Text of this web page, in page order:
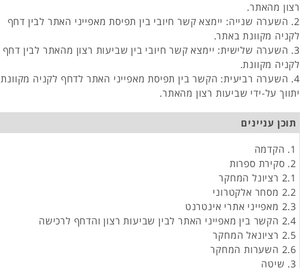
רצון מהאתר.
2. השערה שנייה: יימצא קשר חיובי בין תפיסת מאפייני האתר לבין דחף
לקניה מקוונת באתר.
3. השערה שלישית: יימצא קשר חיובי בין שביעות רצון מהאתר לבין דחף
לקניה מקוונת.
4. השערה רביעית: הקשר בין תפיסת מאפייני האתר לדחף לקניה מקוונת
יתווך על-ידי שביעות רצון מהאתר.
תוכן עניינים
1. הקדמה
2. סקירת ספרות
2.1 רציונל המחקר
2.2 מסחר אלקטרוני
2.3 מאפייני אתרי אינטרנט
2.4 הקשר בין מאפייני האתר לבין שביעות רצון והדחף לרכישה
2.5 רציונאל המחקר
2.6 השערות המחקר
3. שיטה